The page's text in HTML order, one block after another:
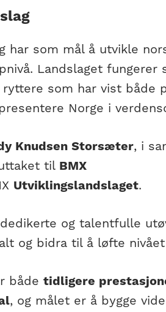
har som mål å utvikle
Landslaget fungerer
som har vist både
Norge i
Knudsen Storsæter, i
til BMX
Utviklingslandslaget.
og talentfulle
og bidra til å løfte nivået
både tidligere
, og målet er å bygge